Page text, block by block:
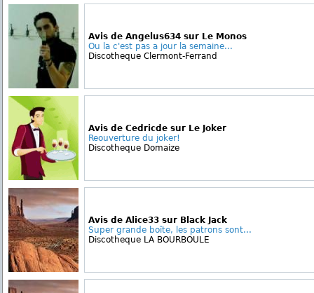
Avis de Angelus634 sur Le Monos
Ou la c'est pas a jour la semaine...
Discotheque Clermont-Ferrand
Avis de Cedricde sur Le Joker
Reouverture du joker!
Discotheque Domaize
Avis de Alice33 sur Black Jack
Super grande boîte, les patrons sont...
Discotheque LA BOURBOULE